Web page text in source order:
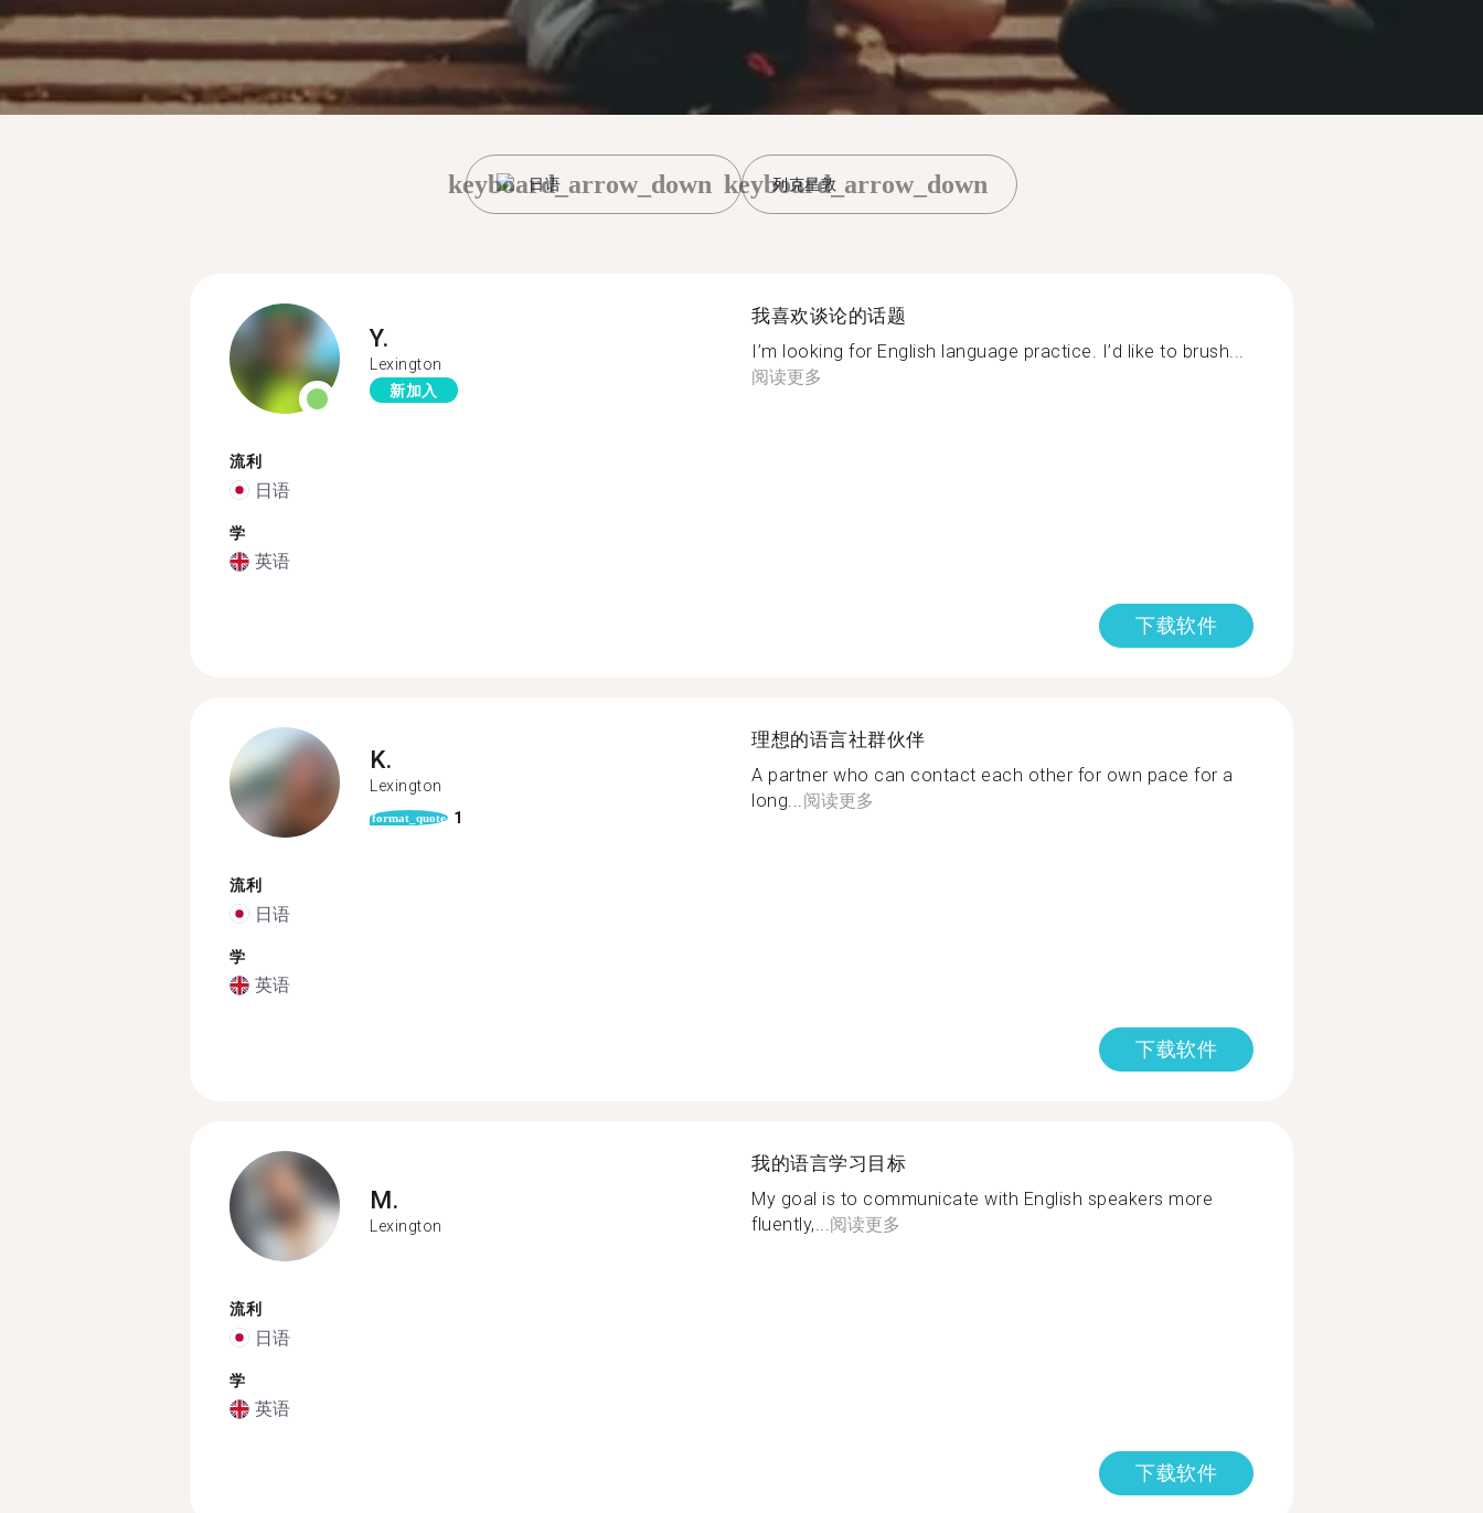
日语
keyboard_arrow_down 列克星敦
keyboard_arrow_down
Y.
Lexington
新加入
流利
日语
学
英语
我喜欢谈论的话题
I’m looking for English language practice. I’d like to brush...
阅读更多
下载软件
K.
Lexington
format_quote 1
流利
日语
学
英语
理想的语言社群伙伴
A partner who can contact each other for own pace for a
long...阅读更多
下载软件
M.
Lexington
流利
日语
学
英语
我的语言学习目标
My goal is to communicate with English speakers more
fluently,...阅读更多
下载软件